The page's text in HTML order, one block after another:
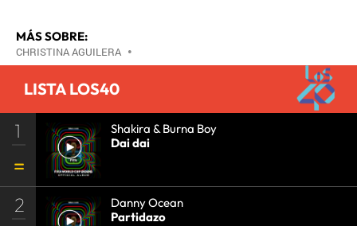
MÁS SOBRE:
CHRISTINA AGUILERA •
LISTA LOS40
1
Shakira & Burna Boy
Dai dai
2
Danny Ocean
Partidazo